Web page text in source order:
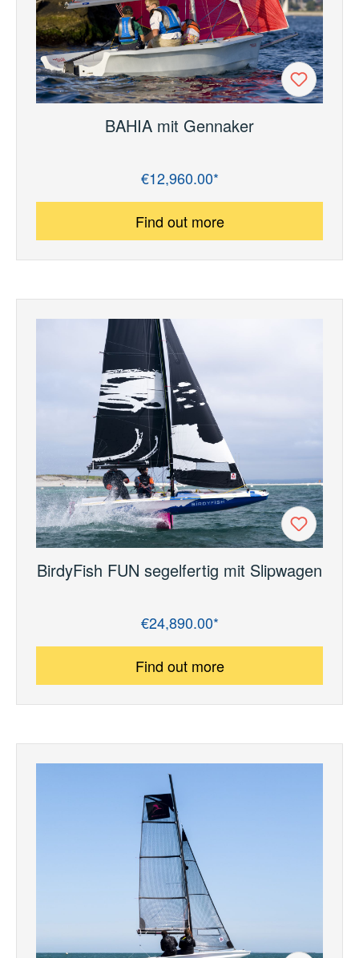
BAHIA mit Gennaker
€12,960.00*
Find out more
BirdyFish FUN segelfertig mit Slipwagen
€24,890.00*
Find out more